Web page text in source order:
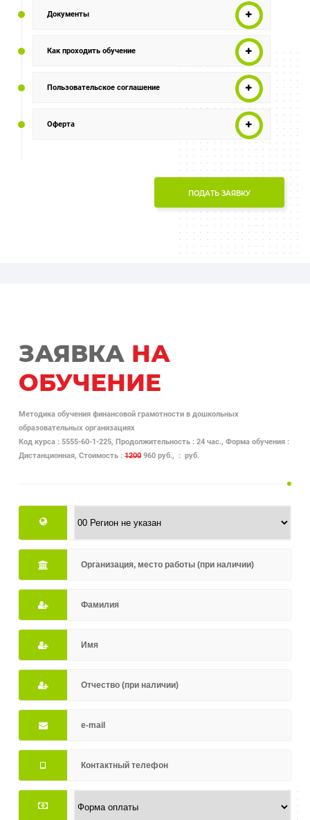
Документы
Как проходить обучение
Пользовательское соглашение
Оферта
ПОДАТЬ ЗАЯВКУ
ЗАЯВКА НА
ОБУЧЕНИЕ
Методика обучения финансовой грамотности в дошкольных
образовательных организациях
Код курса : 5555-60-1-225, Продолжительность : 24 час., Форма обучения :
Дистанционная, Стоимость :1200960 руб., : руб.